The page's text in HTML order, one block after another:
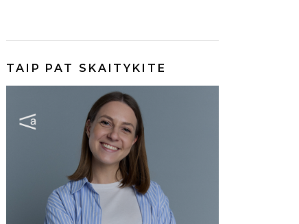
TAIP PAT SKAITYKITE